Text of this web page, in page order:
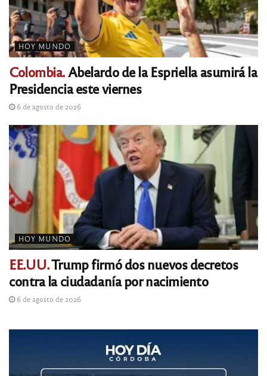
HOY MUNDO
Colombia.Abelardo de la Espriella asumirá la
Presidencia este viernes
6 de agosto de 2026
HOY MUNDO
EE.UU.Trump firmó dos nuevos decretos
contra la ciudadanía por nacimiento
6 de agosto de 2026